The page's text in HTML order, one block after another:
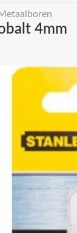
Metaalboren
4mm